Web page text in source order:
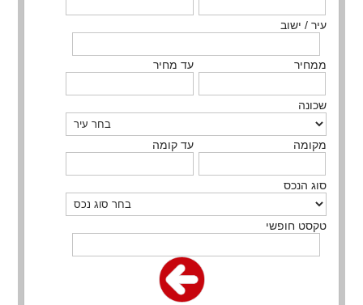
עיר / ישוב
ממחיר עד מחיר
שכונה
מקומה עד קומה
סוג הנכס
טקסט חופשי